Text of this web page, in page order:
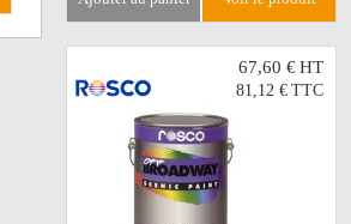
67,60 €HT
81,12 € TTC